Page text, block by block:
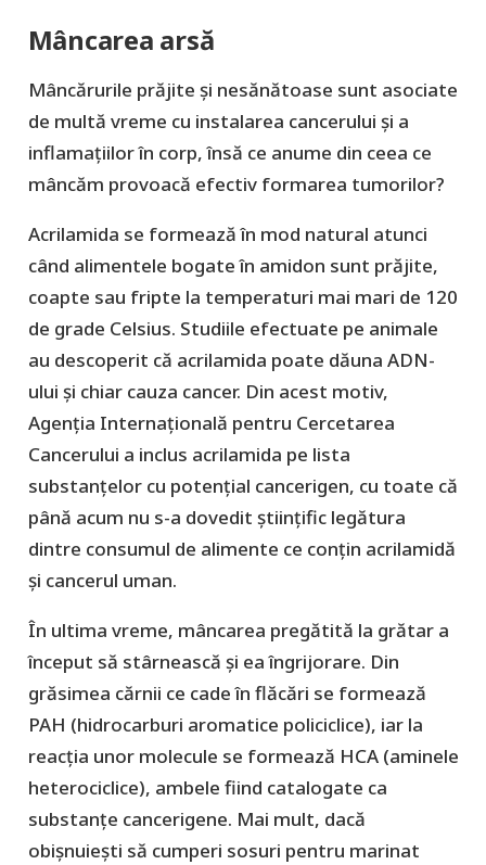
Mâncarea arsă
Mâncărurile prăjite și nesănătoase sunt asociate
de multă vreme cu instalarea cancerului și a
inflamațiilor în corp, însă ce anume din ceea ce
mâncăm provoacă efectiv formarea tumorilor?
Acrilamida se formează în mod natural atunci
când alimentele bogate în amidon sunt prăjite,
coapte sau fripte la temperaturi mai mari de 120
de grade Celsius. Studiile efectuate pe animale
au descoperit că acrilamida poate dăuna ADN-
ului și chiar cauza cancer. Din acest motiv,
Agenţia Internaţională pentru Cercetarea
Cancerului a inclus acrilamida pe lista
substanțelor cu potențial cancerigen, cu toate că
până acum nu s-a dovedit științific legătura
dintre consumul de alimente ce conțin acrilamidă
și cancerul uman.
În ultima vreme, mâncarea pregătită la grătar a
început să stârnească și ea îngrijorare. Din
grăsimea cărnii ce cade în flăcări se formează
PAH (hidrocarburi aromatice policiclice), iar la
reacția unor molecule se formează HCA (aminele
heterociclice), ambele fiind catalogate ca
substanțe cancerigene. Mai mult, dacă
obișnuiești să cumperi sosuri pentru marinat